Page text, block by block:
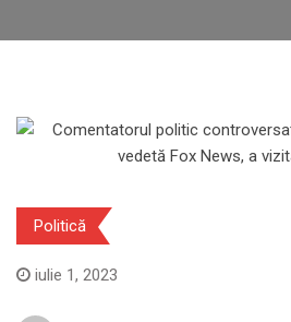
Politică
iulie 1, 2023